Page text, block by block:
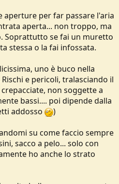
aperture per far passare l'aria
aperta... non troppo, ma
Soprattutto se fai un muretto
stessa o la fai infossata.
uno è buco nella
e pericoli, tralasciando il
non soggette a
bassi.... poi dipende dalla
addosso
)
su come faccio sempre
sacco a pelo... solo con
ho anche lo strato